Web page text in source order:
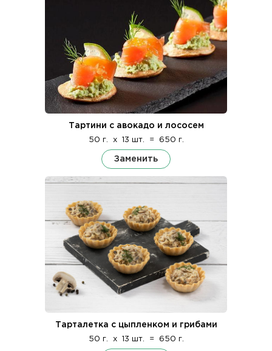
Тартини с авокадо и лососем
50 г. x 13 шт. = 650 г.
Заменить
Тарталетка с цыпленком и грибами
50 г. x 13 шт. = 650 г.